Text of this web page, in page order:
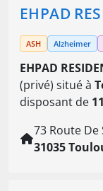
EHPAD
ASH Alzheimer
EHPAD
(privé) situé à
disposant de
73 Route
31035